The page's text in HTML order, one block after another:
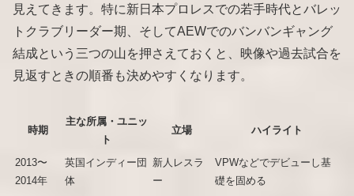
見えてきます。特に新日本プロレスでの若手時代とバレッ
トクラブリーダー期、そしてAEWでのバンバンギャング
結成という三つの山を押さえておくと、映像や過去試合を
見返すときの順番も決めやすくなります。
時期
主な所属・ユニッ
ト
立場 ハイライト
2013〜
2014年
英国インディー団
体
新人レスラ
ー
VPWなどでデビューし基
礎を固める